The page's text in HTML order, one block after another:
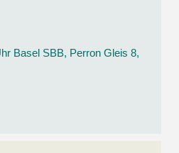
Basel SBB, Perron Gleis 8,